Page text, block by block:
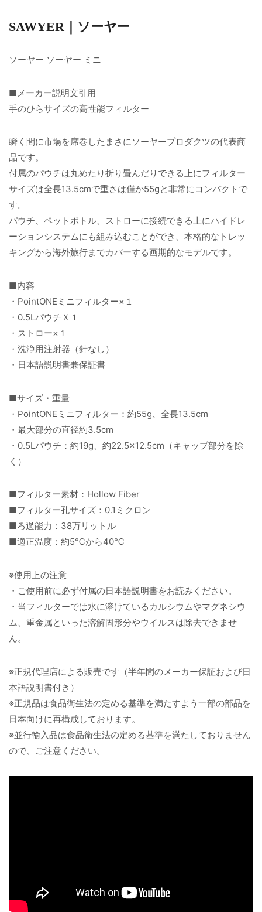
SAWYER｜ソーヤー
ソーヤー ソーヤー ミニ
■メーカー説明文引用
手のひらサイズの高性能フィルター
瞬く間に市場を席巻したまさにソーヤープロダクツの代表商
品です。
付属のパウチは丸めたり折り畳んだりできる上にフィルター
サイズは全長13.5cmで重さは僅か55gと非常にコンパクトで
す。
パウチ、ペットボトル、ストローに接続できる上にハイドレ
ーションシステムにも組み込むことができ、本格的なトレッ
キングから海外旅行までカバーする画期的なモデルです。
■内容
・PointONEミニフィルター×１
・0.5LパウチＸ１
・ストロー×１
・洗浄用注射器（針なし）
・日本語説明書兼保証書
■サイズ・重量
・PointONEミニフィルター：約55g、全長13.5cm
・最大部分の直径約3.5cm
・0.5Lパウチ：約19g、約22.5×12.5cm（キャップ部分を除
く）
■フィルター素材：Hollow Fiber
■フィルター孔サイズ：0.1ミクロン
■ろ過能力：38万リットル
■適正温度：約5℃から40℃
※使用上の注意
・ご使用前に必ず付属の日本語説明書をお読みください。
・当フィルターでは水に溶けているカルシウムやマグネシウ
ム、重金属といった溶解固形分やウイルスは除去できませ
ん。
※正規代理店による販売です（半年間のメーカー保証および日
本語説明書付き）
※正規品は食品衛生法の定める基準を満たすよう一部の部品を
日本向けに再構成しております。
※並行輸入品は食品衛生法の定める基準を満たしておりません
ので、ご注意ください。